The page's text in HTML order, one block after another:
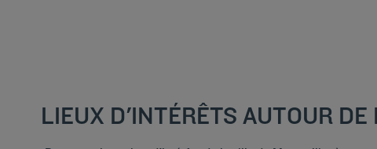
LIEUX D'INTÉRÊTS AUTOUR